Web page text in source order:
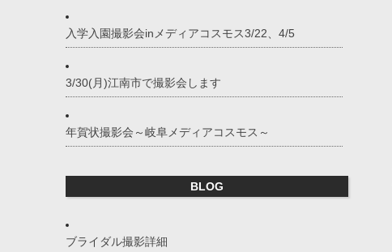
入学入園撮影会inメディアコスモス3/22、4/5
3/30(月)江南市で撮影会します
年賀状撮影会～岐阜メディアコスモス～
BLOG
ブライダル撮影詳細